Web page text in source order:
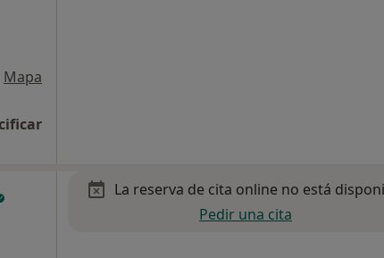
Mapa
La reserva de cita online no está
Pedir una cita